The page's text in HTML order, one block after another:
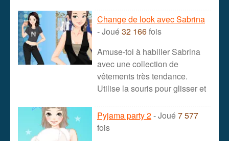
Change de look avec Sabrina
- Joué32 166fois
Amuse-toi à habiller Sabrina
avec une collection de
vêtements très tendance.
Utilise la souris pour glisser et
Pyjama party 2- Joué7 577
fois